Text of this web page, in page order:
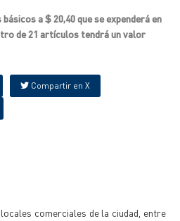
a $ 20,40 que se expenderá en
de 21 artículos tendrá un valor
Compartir en X
locales comerciales de la ciudad, entre